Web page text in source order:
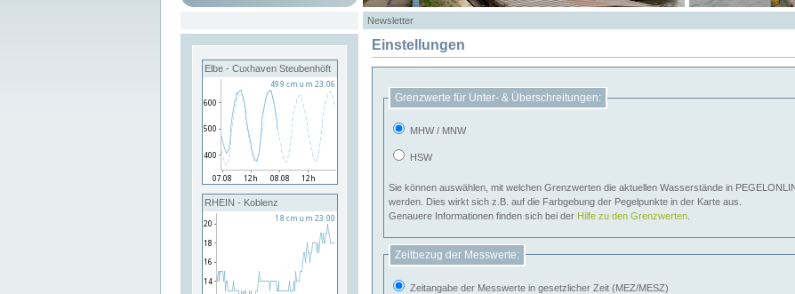
Newsletter
Elbe - Cuxhaven Steubenhöft
RHEIN - Koblenz
Einstellungen
Grenzwerte für Unter- & Überschreitungen:
MHW / MNW
HSW
Sie können auswählen, mit welchen Grenzwerten die aktuellen Wasserstände in
werden. Dies wirkt sich z.B. auf die Farbgebung der Pegelpunkte in der Karte aus.
Genauere Informationen finden sich bei der Hilfe zu den Grenzwerten
Zeitbezug der Messwerte:
Zeitangabe der Messwerte in gesetzlicher Zeit (MEZ/MESZ)